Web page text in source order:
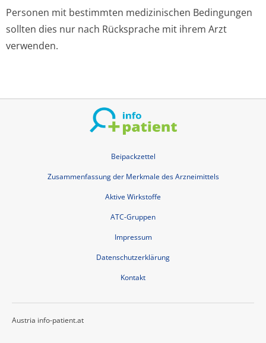
Personen mit bestimmten medizinischen Bedingungen
sollten dies nur nach Rücksprache mit ihrem Arzt
verwenden.
Beipackzettel
Zusammenfassung der Merkmale des Arzneimittels
Aktive Wirkstoffe
ATC-Gruppen
Impressum
Datenschutzerklärung
Kontakt
Austria info-patient.at